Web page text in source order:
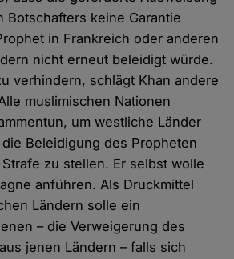
Botschafters keine Garantie
in Frankreich oder anderen
nicht erneut beleidigt würde.
verhindern, schlägt Khan andere
muslimischen Nationen
um westliche Länder
Beleidigung des Propheten
zu stellen. Er selbst wolle
anführen. Als Druckmittel
Ländern solle ein
– die Verweigerung des
jenen Ländern – falls sich